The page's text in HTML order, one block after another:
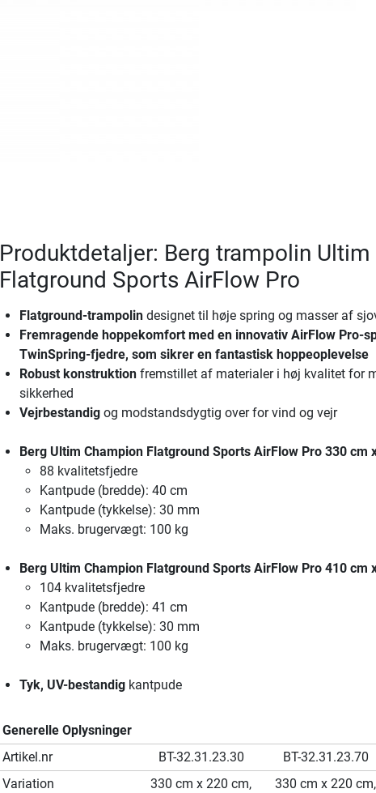
Produktdetaljer: Berg trampolin
Flatground Sports AirFlow Pro
Flatground-trampolindesignet til høje spring og masser af
Fremragende hoppekomfortmed en innovativ AirFlow Pro-
TwinSpring-fjedre, som sikrer en fantastisk hoppeoplevelse
Robust konstruktionfremstillet af materialer i høj kvalitet for
sikkerhed
Vejrbestandigog modstandsdygtig over for vind og vejr
Berg Ultim Champion Flatground Sports AirFlow Pro 330 cm
88 kvalitetsfjedre
Kantpude (bredde): 40 cm
Kantpude (tykkelse): 30 mm
Maks. brugervægt: 100 kg
Berg Ultim Champion Flatground Sports AirFlow Pro 410 cm
104 kvalitetsfjedre
Kantpude (bredde): 41 cm
Kantpude (tykkelse): 30 mm
Maks. brugervægt: 100 kg
Tyk, UV-bestandigkantpude
Generelle Oplysninger
Artikel.nr
BT-32.31.23.30 BT-32.31.23.70
Variation
330 cm x 220 cm,
330 cm x 220 cm,